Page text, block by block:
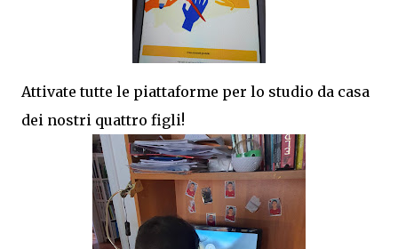
Attivate tutte le piattaforme per lo studio da casa
dei nostri quattro figli!